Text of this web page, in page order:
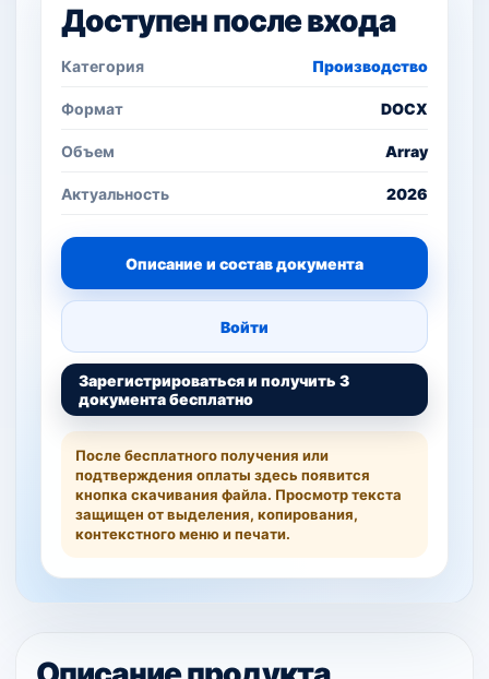
Доступен после входа
Категория Производство
Формат DOCX
Объем Array
Актуальность 2026
Описание и состав документа
Войти
Зарегистрироваться и получить 3
документа бесплатно
После бесплатного получения или
подтверждения оплаты здесь появится
кнопка скачивания файла. Просмотр текста
защищен от выделения, копирования,
контекстного меню и печати.